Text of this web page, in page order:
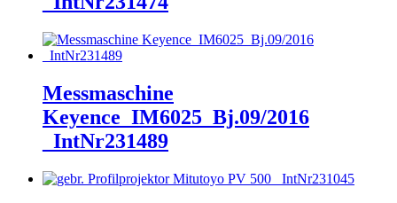
Messmaschine
Keyence_IM6025_Bj.09/2016
_IntNr231489